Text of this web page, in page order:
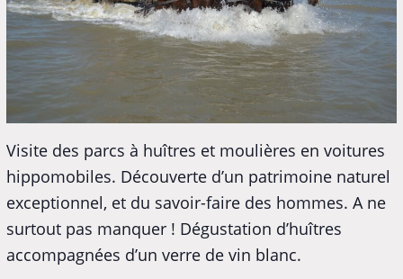
Visite des parcs à huîtres et moulières en voitures
hippomobiles. Découverte d’un patrimoine naturel
exceptionnel, et du savoir-faire des hommes. A ne
surtout pas manquer ! Dégustation d’huîtres
accompagnées d’un verre de vin blanc.